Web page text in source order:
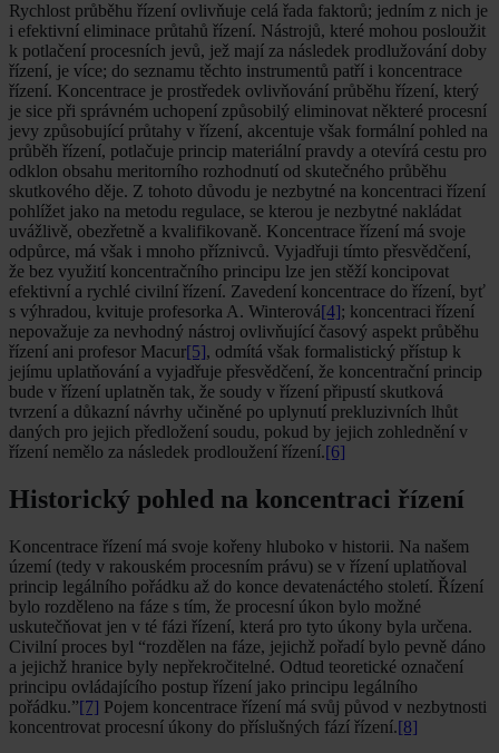
Rychlost průběhu řízení ovlivňuje celá řada faktorů; jedním z nich je
i efektivní eliminace průtahů řízení. Nástrojů, které mohou posloužit
k potlačení procesních jevů, jež mají za následek prodlužování doby
řízení, je více; do seznamu těchto instrumentů patří i koncentrace
řízení. Koncentrace je prostředek ovlivňování průběhu řízení, který
je sice při správném uchopení způsobilý eliminovat některé procesní
jevy způsobující průtahy v řízení, akcentuje však formální pohled na
průběh řízení, potlačuje princip materiální pravdy a otevírá cestu pro
odklon obsahu meritorního rozhodnutí od skutečného průběhu
skutkového děje. Z tohoto důvodu je nezbytné na koncentraci řízení
pohlížet jako na metodu regulace, se kterou je nezbytné nakládat
uvážlivě, obezřetně a kvalifikovaně. Koncentrace řízení má svoje
odpůrce, má však i mnoho příznivců. Vyjadřuji tímto přesvědčení,
že bez využití koncentračního principu lze jen stěží koncipovat
efektivní a rychlé civilní řízení. Zavedení koncentrace do řízení, byť
s výhradou, kvituje profesorka A. Winterová[4]; koncentraci řízení
nepovažuje za nevhodný nástroj ovlivňující časový aspekt průběhu
řízení ani profesor Macur[5], odmítá však formalistický přístup k
jejímu uplatňování a vyjadřuje přesvědčení, že koncentrační princip
bude v řízení uplatněn tak, že soudy v řízení připustí skutková
tvrzení a důkazní návrhy učiněné po uplynutí prekluzivních lhůt
daných pro jejich předložení soudu, pokud by jejich zohlednění v
řízení nemělo za následek prodloužení řízení.[6]
Historický pohled na koncentraci řízení
Koncentrace řízení má svoje kořeny hluboko v historii. Na našem
území (tedy v rakouském procesním právu) se v řízení uplatňoval
princip legálního pořádku až do konce devatenáctého století. Řízení
bylo rozděleno na fáze s tím, že procesní úkon bylo možné
uskutečňovat jen v té fázi řízení, která pro tyto úkony byla určena.
Civilní proces byl “rozdělen na fáze, jejichž pořadí bylo pevně dáno
a jejichž hranice byly nepřekročitelné. Odtud teoretické označení
principu ovládajícího postup řízení jako principu legálního
pořádku.”[7] Pojem koncentrace řízení má svůj původ v nezbytnosti
koncentrovat procesní úkony do příslušných fází řízení.[8]